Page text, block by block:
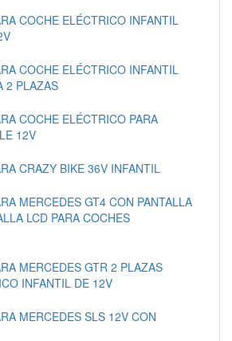
COCHE ELÉCTRICO INFANTIL
COCHE ELÉCTRICO INFANTIL
2 PLAZAS
COCHE ELÉCTRICO PARA
12V
CRAZY BIKE 36V INFANTIL
MERCEDES GT4 CON PANTALLA
LCD PARA COCHES
MERCEDES GTR 2 PLAZAS
INFANTIL DE 12V
MERCEDES SLS 12V CON